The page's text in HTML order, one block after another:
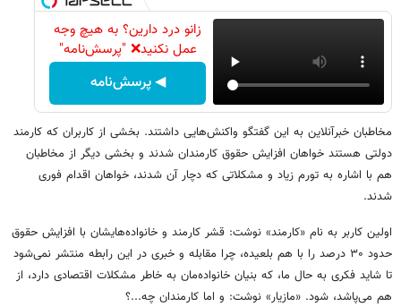
زانو درد دارین؟ به هیچ وجه
عمل نکنید❌ "پرسش‌نامه"
◀ پرسش‌نامه
مخاطبان خبرآنلاین به این گفتگو واکنش‌هایی داشتند. بخشی از کاربران که کارمند
دولتی هستند خواهان افزایش حقوق کارمندان شدند و بخشی دیگر از مخاطبان
هم با اشاره به تورم زیاد و مشکلاتی که دچار آن شدند، خواهان اقدام فوری
شدند.
اولین کاربر به نام «کارمند» نوشت: قشر کارمند و خانواده‌هایشان با افزایش حقوق
حدود ۳۰ درصد را با هم بلعیده، چرا مقابله و خبری در این رابطه منتشر نمی‌شود
تا شاید فکری به حال ما، که بنیان خانواده‌مان به خاطر مشکلات اقتصادی دارد، از
هم می‌پاشد، شود. «مازیار» نوشت: و اما کارمندان چه...؟